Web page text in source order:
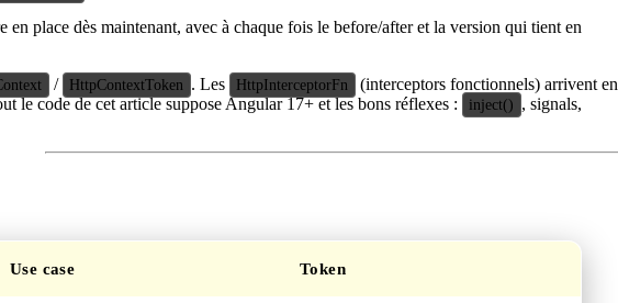
en place dès maintenant, avec à chaque fois le before/after et la version qui tient en
/ HttpContextToken . Les HttpInterceptorFn
(interceptors fonctionnels) arrivent en
le code de cet article suppose Angular 17+ et les bons réflexes : inject() , signals,
Use case Token